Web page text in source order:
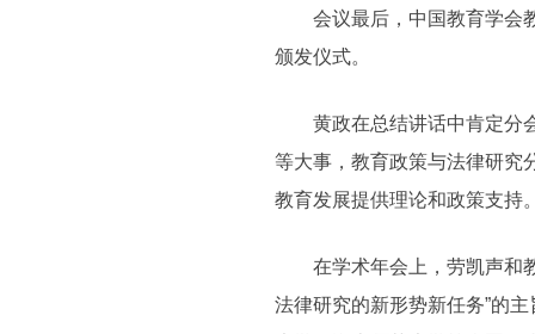
会议最后，中国教育学会教
颁发仪式。
黄政在总结讲话中肯定分会
等大事，教育政策与法律研究
教育发展提供理论和政策支持
在学术年会上，劳凯声和教
法律研究的新形势新任务”的